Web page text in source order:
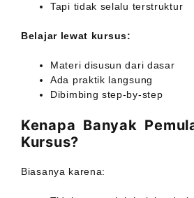
Tapi tidak selalu terstruktur
Belajar lewat kursus:
Materi disusun dari dasar
Ada praktik langsung
Dibimbing step-by-step
Kenapa Banyak
Kursus?
Biasanya karena: